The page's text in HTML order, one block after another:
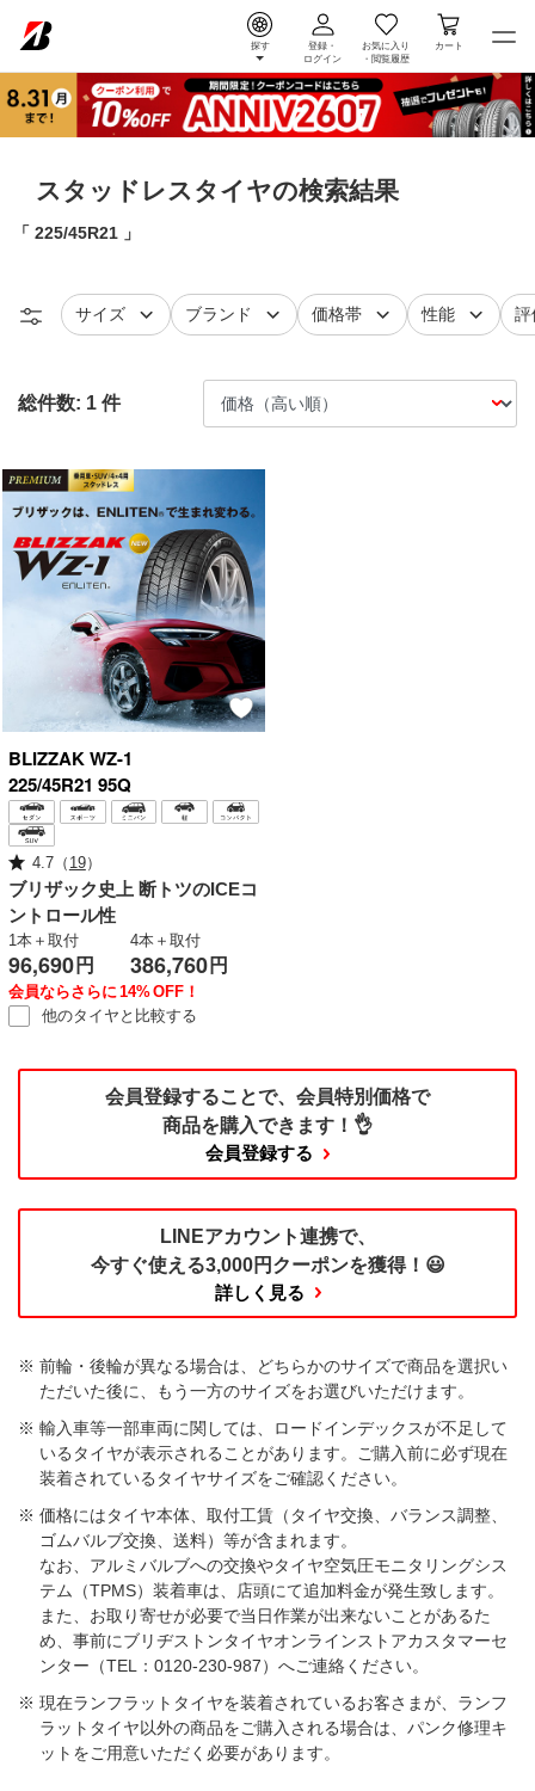
探す
登録・
ログイン
お気に入り
・ 閲覧履歴
カート
スタッドレスタイヤの検索結果
225/45R21
タイヤ
サイズで絞り込むタイヤ
ブランド で絞り込む価格帯で絞り込む
性能で絞り込レ
評
総件数: 1 件
BLIZZAKWZ-1
225/45R21 95Q
4.7（ 19）
ブリザック史上 断トツのICEコ
ントロール性
1本＋取付
96,690 円
4本＋取付
386,760 円
会員ならさらに14%OFF！
他のタイヤと 比較する
会員登録することで、 会員特別価格で
商品を購入できます！👌
会員登録する
LINEアカウント連携で、
今すぐ使える3,000円クーポンを獲得！😃
詳しく見る
前輪・後輪が異なる場合は、どちらかのサイズで商品を選択い
ただいた後に、もう一方のサイズをお選びいただけます。​
輸入車等一部車両に関しては、ロードインデックスが不足して
いるタイヤが表示されることがあります。ご購入前に必ず現在
装着されているタイヤサイズをご確認ください。
価格にはタイヤ本体、取付工賃（タイヤ交換、バランス調整、
ゴムバルブ交換、送料）等が含まれます。
なお、アルミバルブへの交換やタイヤ空気圧モニタリングシス
テム（TPMS）装着車は、店頭にて追加料金が発生致します。
また、お取り寄せが必要で当日作業が出来ないことがあるた
め、事前にブリヂストンタイヤオンラインストアカスタマーセ
ンター（TEL：0120-230-987）へご連絡ください。
現在ランフラットタイヤを装着されているお客さまが、ランフ
ラットタイヤ以外の商品をご購入される場合は、パンク修理キ
ットをご用意いただく必要があります。